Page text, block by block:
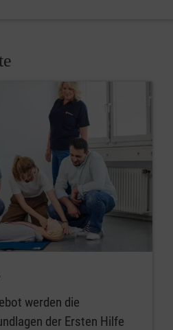
werden die
der Ersten Hilfe